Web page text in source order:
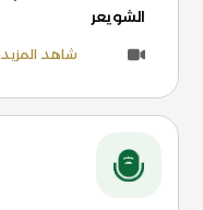
الشويعر
شاهد المزيد